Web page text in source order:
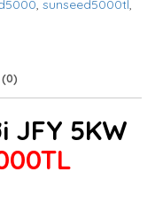
, sunseed5000tl,
(0)
JFY 5KW